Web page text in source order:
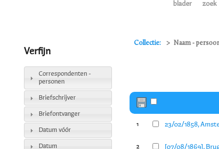
blader zoek
Collectie: Naam -
1 23/02/1858,
2 [07/08/1869],
Verfijn
Correspondenten -
personen
Briefschrijver
Briefontvanger
Datum vóór
Datum